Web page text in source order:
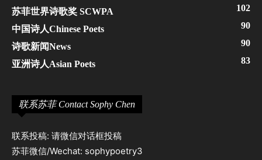
苏菲世界诗歌奖 SCWPA 102
中国诗人Chinese Poets 90
诗歌新闻News 90
亚洲诗人Asian Poets 83
联系苏菲 Contact Sophy Chen
联系投稿: 请微信对话框投稿
苏菲微信/Wechat: sophypoetry3